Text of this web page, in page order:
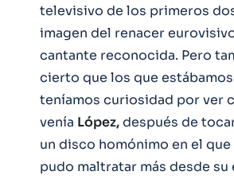
televisivo de los primeros
imagen del renacer
cantante reconocida. Pero
cierto que los que
teníamos curiosidad por ver
venía López,después de
un disco homónimo en el que
pudo maltratar más desde su